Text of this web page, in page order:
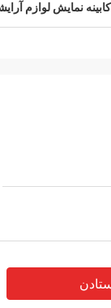
کابینه نمایش لوازم